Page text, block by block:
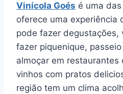
Vinícola Goés é uma
oferece uma experiência
pode fazer degustações,
fazer piquenique,
almoçar em restaurantes
vinhos com pratos
região tem um clima